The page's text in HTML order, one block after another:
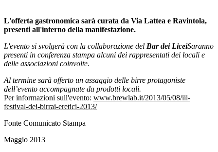
L'offerta gastronomica sarà curata da Via Lattea e Ravintola,
presenti all'interno della manifestazione.
L'evento si svolgerà con la collaborazione del Bar dei LiceiSaranno
presenti in conferenza stampa alcuni dei rappresentati dei locali e
delle associazioni coinvolte.
Al termine sarà offerto un assaggio delle birre protagoniste
dell’evento accompagnate da prodotti locali.
Per informazioni sull'evento: www.brewlab.it/2013/05/08/iii-
festival-dei-birrai-eretici-2013/
Fonte Comunicato Stampa
Maggio 2013